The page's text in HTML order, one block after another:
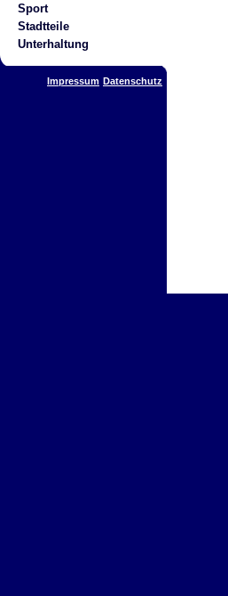
Sport
Stadtteile
Unterhaltung
Impressum Datenschutz